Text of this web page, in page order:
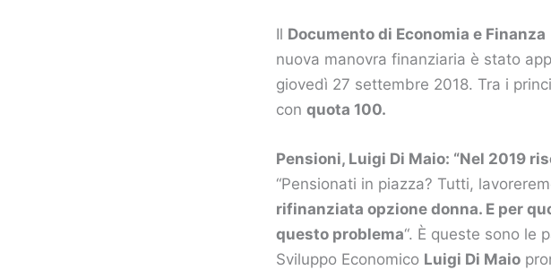
Il Documento di Economia e Finanza
nuova manovra finanziaria è stato
giovedì 27 settembre 2018. Tra i
con quota 100.
Pensioni, Luigi Di Maio: “Nel 2019
“Pensionati in piazza? Tutti,
rifinanziata opzione donna. E per
questo problema“. È queste sono le
Sviluppo Economico Luigi Di Maio